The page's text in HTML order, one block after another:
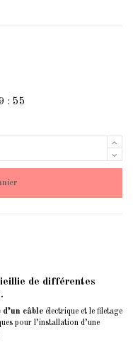
: 55
de différentes
câble électrique et le filetage
pour l’installation d’une